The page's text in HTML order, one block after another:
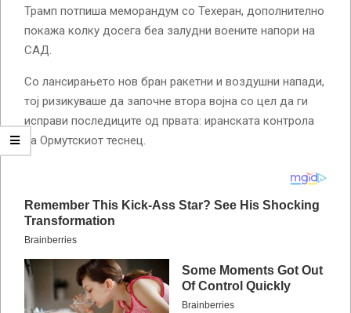
Трамп потпиша меморандум со Техеран, дополнително
покажа колку досега беа залудни воените напори на
САД.
Со лансирањето нов бран ракетни и воздушни напади,
тој ризикуваше да започне втора војна со цел да ги
исправи последиците од првата: иранската контрола
на Ормутскиот теснец.